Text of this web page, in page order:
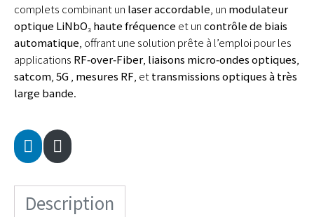
complets combinant un laser accordable , un modulateur
optique LiNbO₃ haute fréquence et uncontrôle de biais
automatique , offrant une solution prête à l’emploi pour les
applications RF‑over‑Fiber liaisons micro‑ondes optiques
satcom 5G mesures RF , ettransmissions optiques à très
large bande.
Description